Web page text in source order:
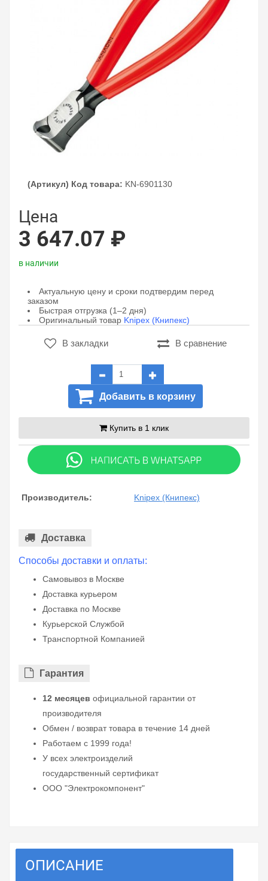
(Артикул) Код товара: KN-6901130
Цена
3 647.07 ₽
в наличии
Актуальную цену и сроки подтвердим перед
заказом
Быстрая отгрузка (1–2 дня)
Оригинальный товар Knipex (Книпекс)
В закладки В сравнение
Добавить в корзину
Купить в 1 клик
Производитель: Knipex (Книпекс)
Доставка
Способы доставки и оплаты:
Самовывоз в Москве
Доставка курьером
Доставка по Москве
Курьерской Службой
Транспортной Компанией
Гарантия
12 месяцев официальной гарантии от
производителя
Обмен / возврат товара в течение 14 дней
Работаем с 1999 года!
У всех электроизделий
государственный сертификат
ООО "Электрокомпонент"
ОПИСАНИЕ